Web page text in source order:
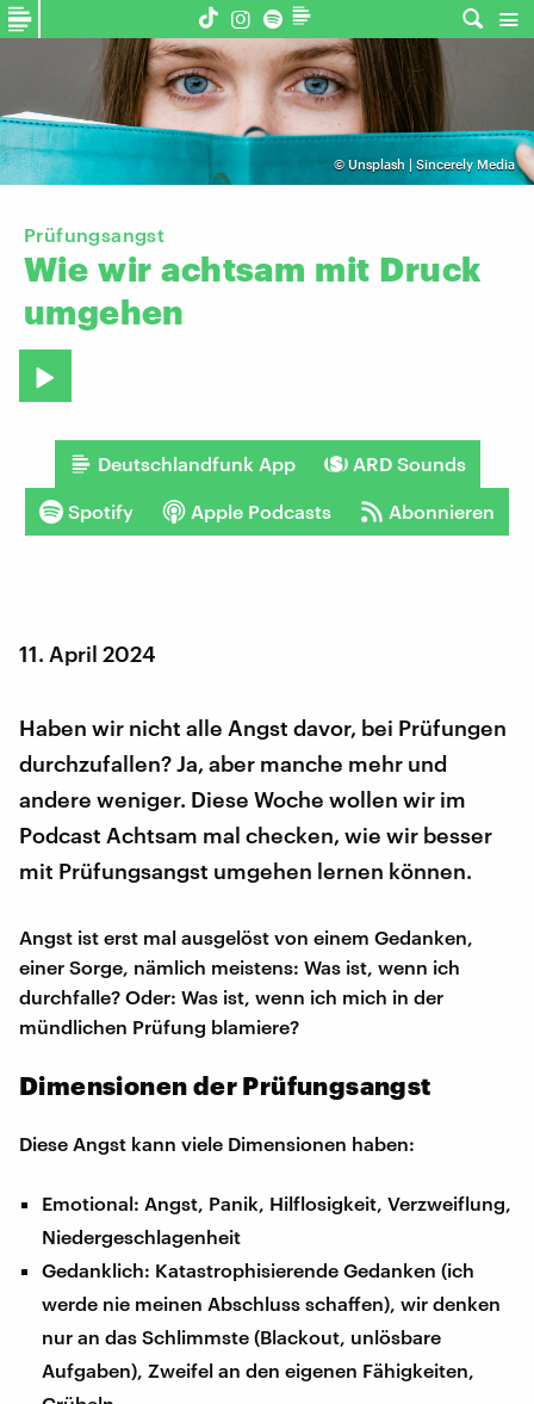
© Unsplash | Sincerely Media
Prüfungsangst
Wie wir achtsam mit Druck
umgehen
Deutschlandfunk App ARD Sounds
Spotify Apple Podcasts Abonnieren
11. April 2024
Haben wir nicht alle Angst davor, bei Prüfungen
durchzufallen? Ja, aber manche mehr und
andere weniger. Diese Woche wollen wir im
Podcast Achtsam mal checken, wie wir besser
mit Prüfungsangst umgehen lernen können.
Angst ist erst mal ausgelöst von einem Gedanken,
einer Sorge, nämlich meistens: Was ist, wenn ich
durchfalle? Oder: Was ist, wenn ich mich in der
mündlichen Prüfung blamiere?
Dimensionen der Prüfungsangst
Diese Angst kann viele Dimensionen haben:
Emotional: Angst, Panik, Hilflosigkeit, Verzweiflung,
Niedergeschlagenheit
Gedanklich: Katastrophisierende Gedanken (ich
werde nie meinen Abschluss schaffen), wir denken
nur an das Schlimmste (Blackout, unlösbare
Aufgaben), Zweifel an den eigenen Fähigkeiten,